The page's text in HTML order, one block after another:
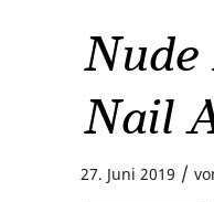
Nail
27. Juni 2019 /